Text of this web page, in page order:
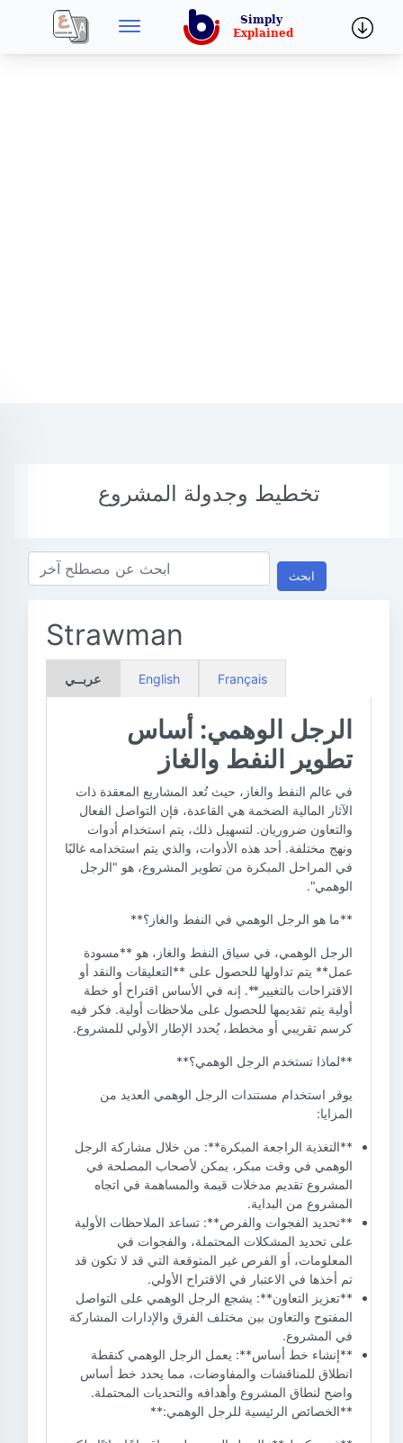
تخطيط وجدولة المشروع
ابحث
Strawman
عربــي English Français
الرجل الوهمي: أساس
تطوير النفط والغاز
في عالم النفط والغاز، حيث تُعد المشاريع المعقدة ذات
الآثار المالية الضخمة هي القاعدة، فإن التواصل الفعال
والتعاون ضروريان. لتسهيل ذلك، يتم استخدام أدوات
ونهج مختلفة. أحد هذه الأدوات، والذي يتم استخدامه غالبًا
في المراحل المبكرة من تطوير المشروع، هو "الرجل
الوهمي".
**ما هو الرجل الوهمي في النفط والغاز؟**
الرجل الوهمي، في سياق النفط والغاز، هو **مسودة
عمل** يتم تداولها للحصول على **التعليقات والنقد أو
الاقتراحات بالتغيير**. إنه في الأساس اقتراح أو خطة
أولية يتم تقديمها للحصول على ملاحظات أولية. فكر فيه
كرسم تقريبي أو مخطط، يُحدد الإطار الأولي للمشروع.
**لماذا تستخدم الرجل الوهمي؟**
يوفر استخدام مستندات الرجل الوهمي العديد من
المزايا:
**التغذية الراجعة المبكرة**: من خلال مشاركة الرجل
الوهمي في وقت مبكر، يمكن لأصحاب المصلحة في
المشروع تقديم مدخلات قيمة والمساهمة في اتجاه
المشروع من البداية.
**تحديد الفجوات والفرص**: تساعد الملاحظات الأولية
على تحديد المشكلات المحتملة، والفجوات في
المعلومات، أو الفرص غير المتوقعة التي قد لا تكون قد
تم أخذها في الاعتبار في الاقتراح الأولي.
**تعزيز التعاون**: يشجع الرجل الوهمي على التواصل
المفتوح والتعاون بين مختلف الفرق والإدارات المشاركة
في المشروع.
**إنشاء خط أساس**: يعمل الرجل الوهمي كنقطة
انطلاق للمناقشات والمفاوضات، مما يحدد خط أساس
واضح لنطاق المشروع وأهدافه والتحديات المحتملة.
**الخصائص الرئيسية للرجل الوهمي:**